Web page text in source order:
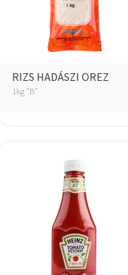
RIZS HADÁSZI OREZ
1kg "B"